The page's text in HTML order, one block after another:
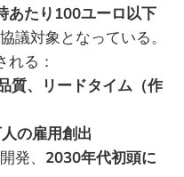
あたり100ユーロ以下
議対象となっている。
れる：
質、リードタイム（作
の雇用創出
発、 2030年代初頭に